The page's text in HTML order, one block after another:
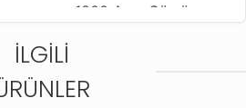
1000 Ayar Gümüş
Günlük Kullanıma
İLGILI